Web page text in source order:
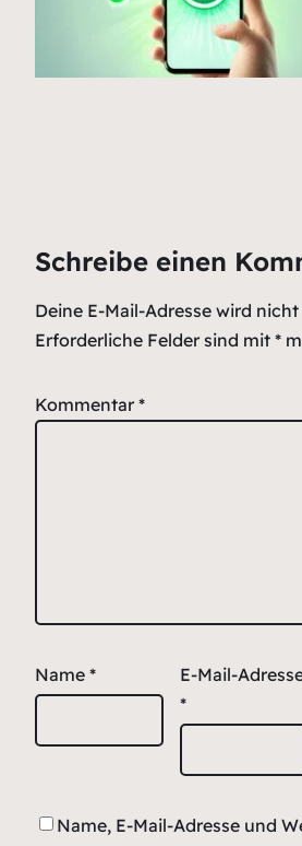
Schreibe einen
Deine E-Mail-Adresse wird
Erforderliche Felder sind mit *
Kommentar *
Name *
E-Mail-
*
Name, E-Mail-Adresse und